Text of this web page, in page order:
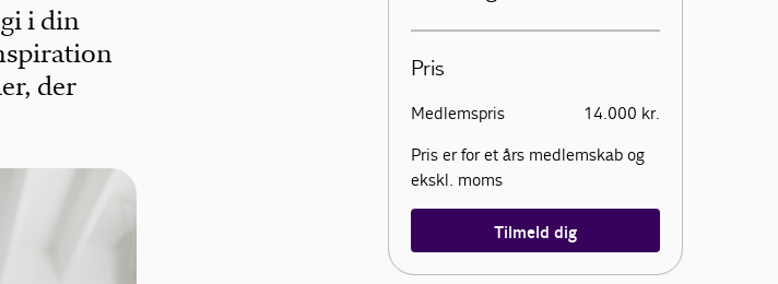
i din
der
Pris
Medlemspris
14.000 kr.
Pris er for et års medlemskab og
ekskl. moms
Tilmeld dig